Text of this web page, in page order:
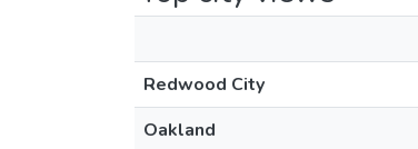
Redwood City
Oakland